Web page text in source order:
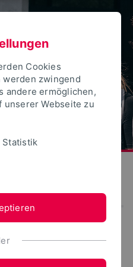
Cookies
werden zwingend
andere ermöglichen,
Webseite zu
Statistik